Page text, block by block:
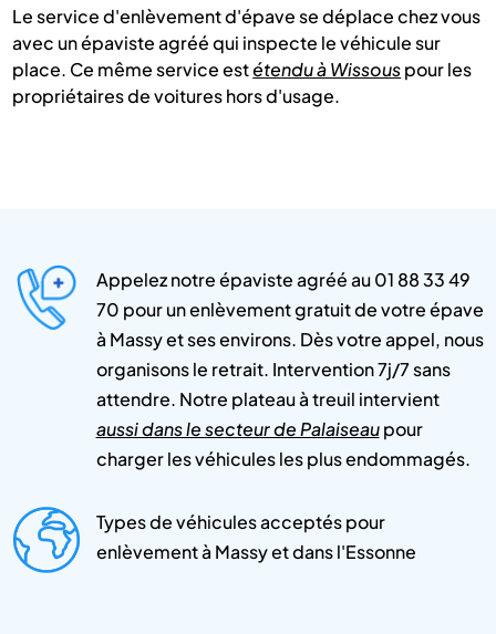
Le service d'enlèvement d'épave se déplace chez vous
avec un épaviste agréé qui inspecte le véhicule sur
place. Ce même service estétendu à Wissouspour les
propriétaires de voitures hors d'usage.
Appelez notre épaviste agréé au 01 88 33 49
70 pour un enlèvement gratuit de votre épave
à Massy et ses environs. Dès votre appel, nous
organisons le retrait. Intervention 7j/7 sans
attendre. Notre plateau à treuil intervient
aussi dans le secteur de Palaiseaupour
charger les véhicules les plus endommagés.
Types de véhicules acceptés pour
enlèvement à Massy et dans l'Essonne